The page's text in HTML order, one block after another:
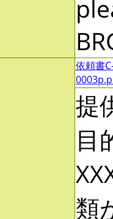
依頼書
提
目
類